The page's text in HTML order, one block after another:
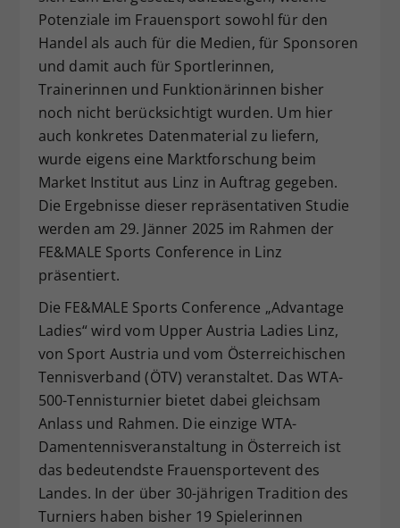
Potenziale im Frauensport sowohl für den
Handel als auch für die Medien, für Sponsoren
und damit auch für Sportlerinnen,
Trainerinnen und Funktionärinnen bisher
noch nicht berücksichtigt wurden. Um hier
auch konkretes Datenmaterial zu liefern,
wurde eigens eine Marktforschung beim
Market Institut aus Linz in Auftrag gegeben.
Die Ergebnisse dieser repräsentativen Studie
werden am 29. Jänner 2025 im Rahmen der
FE&MALE Sports Conference in Linz
präsentiert.
Die FE&MALE Sports Conference „Advantage
Ladies“ wird vom Upper Austria Ladies Linz,
von Sport Austria und vom Österreichischen
Tennisverband (ÖTV) veranstaltet. Das WTA-
500-Tennisturnier bietet dabei gleichsam
Anlass und Rahmen. Die einzige WTA-
Damentennisveranstaltung in Österreich ist
das bedeutendste Frauensportevent des
Landes. In der über 30-jährigen Tradition des
Turniers haben bisher 19 Spielerinnen